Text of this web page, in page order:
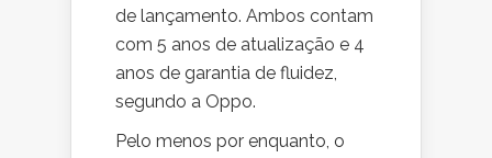
de lançamento. Ambos contam
com 5 anos de atualização e 4
anos de garantia de fluidez,
segundo a Oppo.
Pelo menos por enquanto, o